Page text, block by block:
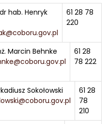
hab. Henryk
61 28 78
220
Marcin Behnke
61 28
78 222
Sokołowski
61 28
78
210